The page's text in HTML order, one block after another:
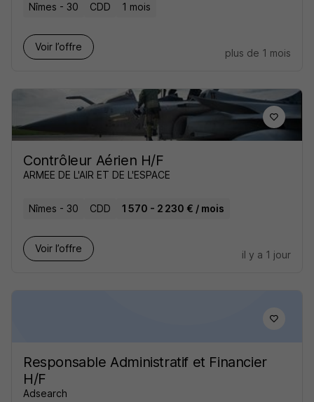
Nîmes - 30 CDD 1 mois
Voir l’offre
plus de 1 mois
Contrôleur Aérien H/F
ARMEE DE L'AIR ET DE L'ESPACE
Nîmes - 30 CDD 1 570 - 2 230 € / mois
Voir l’offre
il y a 1 jour
Responsable Administratif et Financier
H/F
Adsearch